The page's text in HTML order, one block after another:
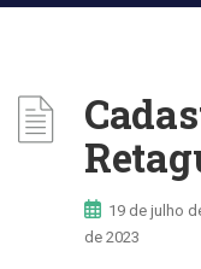
19 de julho
de 2023